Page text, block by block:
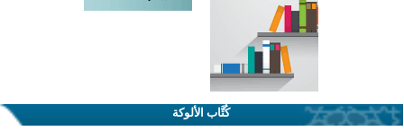
كُتَّاب الألوكة
اختتام الدورة التاسعة لمسابقة حفظ وتلاوة القرآن الكريم في أزناكاييف
تيسليتش تختتم برنامجا تعليميا لتعزيز القيم وبناء الشخصية للشباب المسلمين
اختتام منافسات قرآنية متميزة في بنغلاديش بمشاركة 3000 متسابق